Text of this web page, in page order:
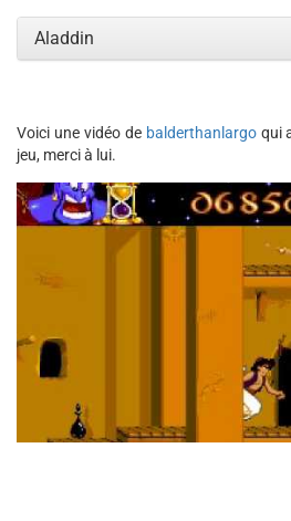
Aladdin
Voici une vidéo de balderthanlargoqui
jeu, merci à lui.